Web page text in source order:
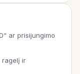
ar prisijungimo
ragelį ir